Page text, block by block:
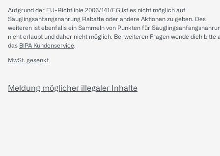
Aufgrund der EU-Richtlinie 2006/141/EG ist es nicht möglich auf
Säuglingsanfangsnahrung Rabatte oder andere Aktionen zu geben. Des
weiteren ist ebenfalls ein Sammeln von Punkten für
nicht erlaubt und daher nicht möglich. Bei weiteren Fragen wende dich bitte
das BIPA Kundenservice.
MwSt. gesenkt
Meldung möglicher illegaler Inhalte